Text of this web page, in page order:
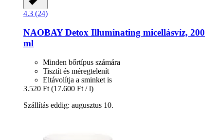
4.3 (24)
NAOBAYDetox Illuminating micellásvíz, 200
ml
Minden bőrtípus számára
Tisztít és méregtelenít
Eltávolítja a sminket is
3.520 Ft (17.600 Ft / l)
Szállítás eddig: augusztus 10.